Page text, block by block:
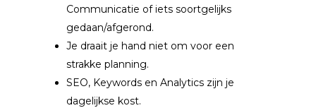
Communicatie of iets soortgelijks
gedaan/afgerond.
Je draait je hand niet om voor een
strakke planning.
SEO, Keywords en Analytics zijn je
dagelijkse kost.